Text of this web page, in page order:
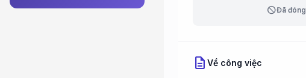
blockĐã đóng
description Về công việc